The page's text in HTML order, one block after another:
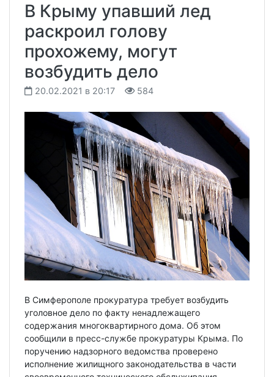
В Крыму упавший лед
раскроил голову
прохожему, могут
возбудить дело
20.02.2021 в 20:17 584
В Симферополе прокуратура требует возбудить
уголовное дело по факту ненадлежащего
содержания многоквартирного дома. Об этом
сообщили в пресс-службе прокуратуры Крыма. По
поручению надзорного ведомства проверено
исполнение жилищного законодательства в части